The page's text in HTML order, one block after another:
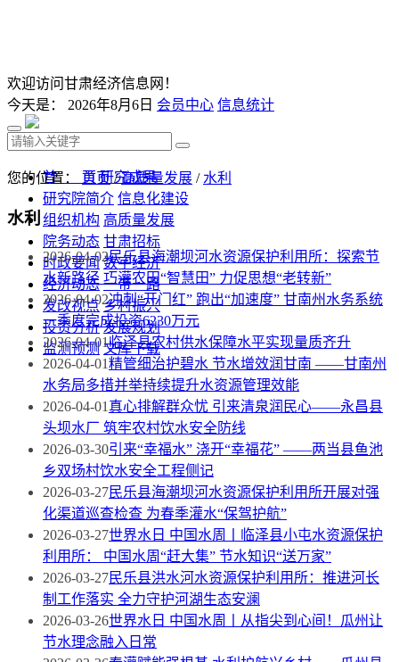
欢迎访问甘肃经济信息网！
今天是： 2026年8月6日 会员中心 信息统计
首 页 研究成果
研究院简介 信息化建设
组织机构 高质量发展
院务动态 甘肃招标
时政要闻 数字经济
经济动态 一带一路
发改视点 乡村振兴
投资分析 发展规划
监测预测 文库下载
您的位置： 首页/高质量发展 / 水利
水利
2026-04-02民乐县海潮坝河水资源保护利用所：探索节
水新路径 巧灌农田“智慧田” 力促思想“老转新”
2026-04-02冲刺“开门红” 跑出“加速度” 甘南州水务系统
一季度完成投资6230万元
2026-04-01临泽县农村供水保障水平实现量质齐升
2026-04-01精管细治护碧水 节水增效润甘南 ——甘南州
水务局多措并举持续提升水资源管理效能
2026-04-01真心排解群众忧 引来清泉润民心——永昌县
头坝水厂 筑牢农村饮水安全防线
2026-03-30引来“幸福水” 浇开“幸福花” ——两当县鱼池
乡双场村饮水安全工程侧记
2026-03-27民乐县海潮坝河水资源保护利用所开展对强
化渠道巡查检查 为春季灌水“保驾护航”
2026-03-27世界水日 中国水周丨临泽县小屯水资源保护
利用所： 中国水周“赶大集” 节水知识“送万家”
2026-03-27民乐县洪水河水资源保护利用所：推进河长
制工作落实 全力守护河湖生态安澜
2026-03-26世界水日 中国水周丨从指尖到心间！瓜州让
节水理念融入日常